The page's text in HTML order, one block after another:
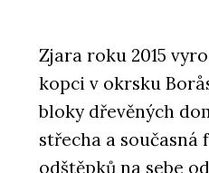
Zjara roku 2015
kopci v okrsku
bloky dřevěných
střecha a současná
odštěpků na sebe